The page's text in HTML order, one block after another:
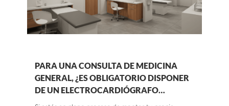
PARA UNA CONSULTA DE MEDICINA
GENERAL, ¿ES OBLIGATORIO DISPONER
DE UN ELECTROCARDIÓGRAFO…